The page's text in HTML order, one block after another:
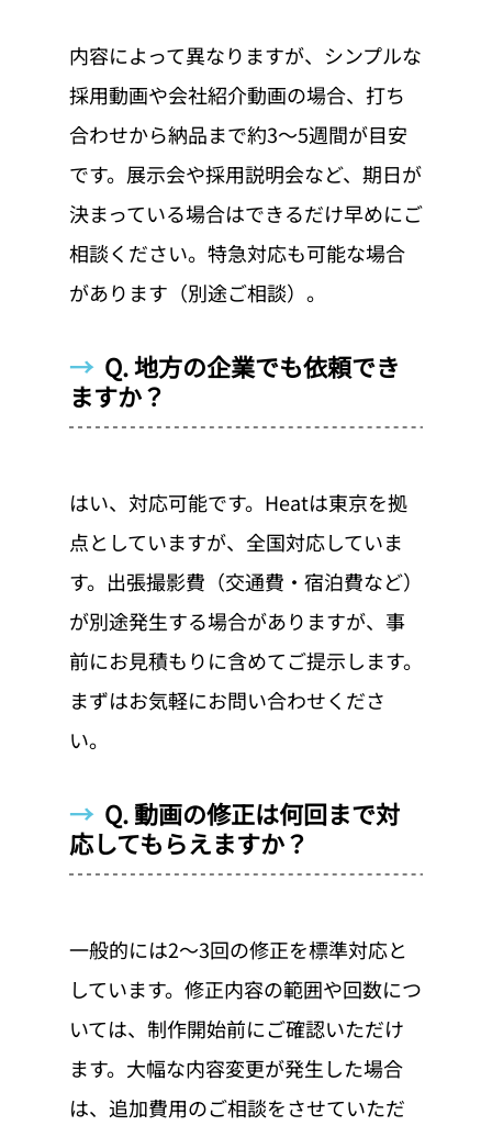
内容によって異なりますが、シンプルな
採用動画や会社紹介動画の場合、打ち
合わせから納品まで約3〜5週間が目安
です。展示会や採用説明会など、期日が
決まっている場合はできるだけ早めにご
相談ください。特急対応も可能な場合
があります（別途ご相談）。
→ Q. 地方の企業でも依頼でき
ますか？
はい、対応可能です。Heatは東京を拠
点としていますが、全国対応していま
す。出張撮影費（交通費・宿泊費など）
が別途発生する場合がありますが、事
前にお見積もりに含めてご提示します。
まずはお気軽にお問い合わせくださ
い。
→ Q. 動画の修正は何回まで対
応してもらえますか？
一般的には2〜3回の修正を標準対応と
しています。修正内容の範囲や回数につ
いては、制作開始前にご確認いただけ
ます。大幅な内容変更が発生した場合
は、追加費用のご相談をさせていただ